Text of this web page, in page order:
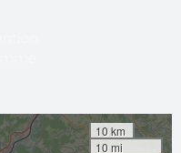
10 km
10 mi